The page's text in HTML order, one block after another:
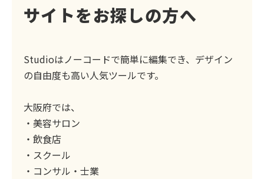
サイトをお探しの方へ
Studioはノーコードで簡単に編集でき、デザイン
の自由度も高い人気ツールです。
大阪府では、
・美容サロン
・飲食店
・スクール
・コンサル・士業